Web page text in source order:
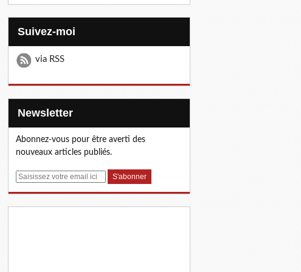
Suivez-moi
via RSS
Newsletter
Abonnez-vous pour être averti des
nouveaux articles publiés.
E